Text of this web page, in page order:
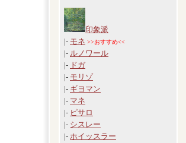
印象派
|- モネ >>おすすめ<<
|- ルノワール
|- ドガ
|- モリゾ
|- ギヨマン
|- マネ
|- ピサロ
|- シスレー
|- ホイッスラー